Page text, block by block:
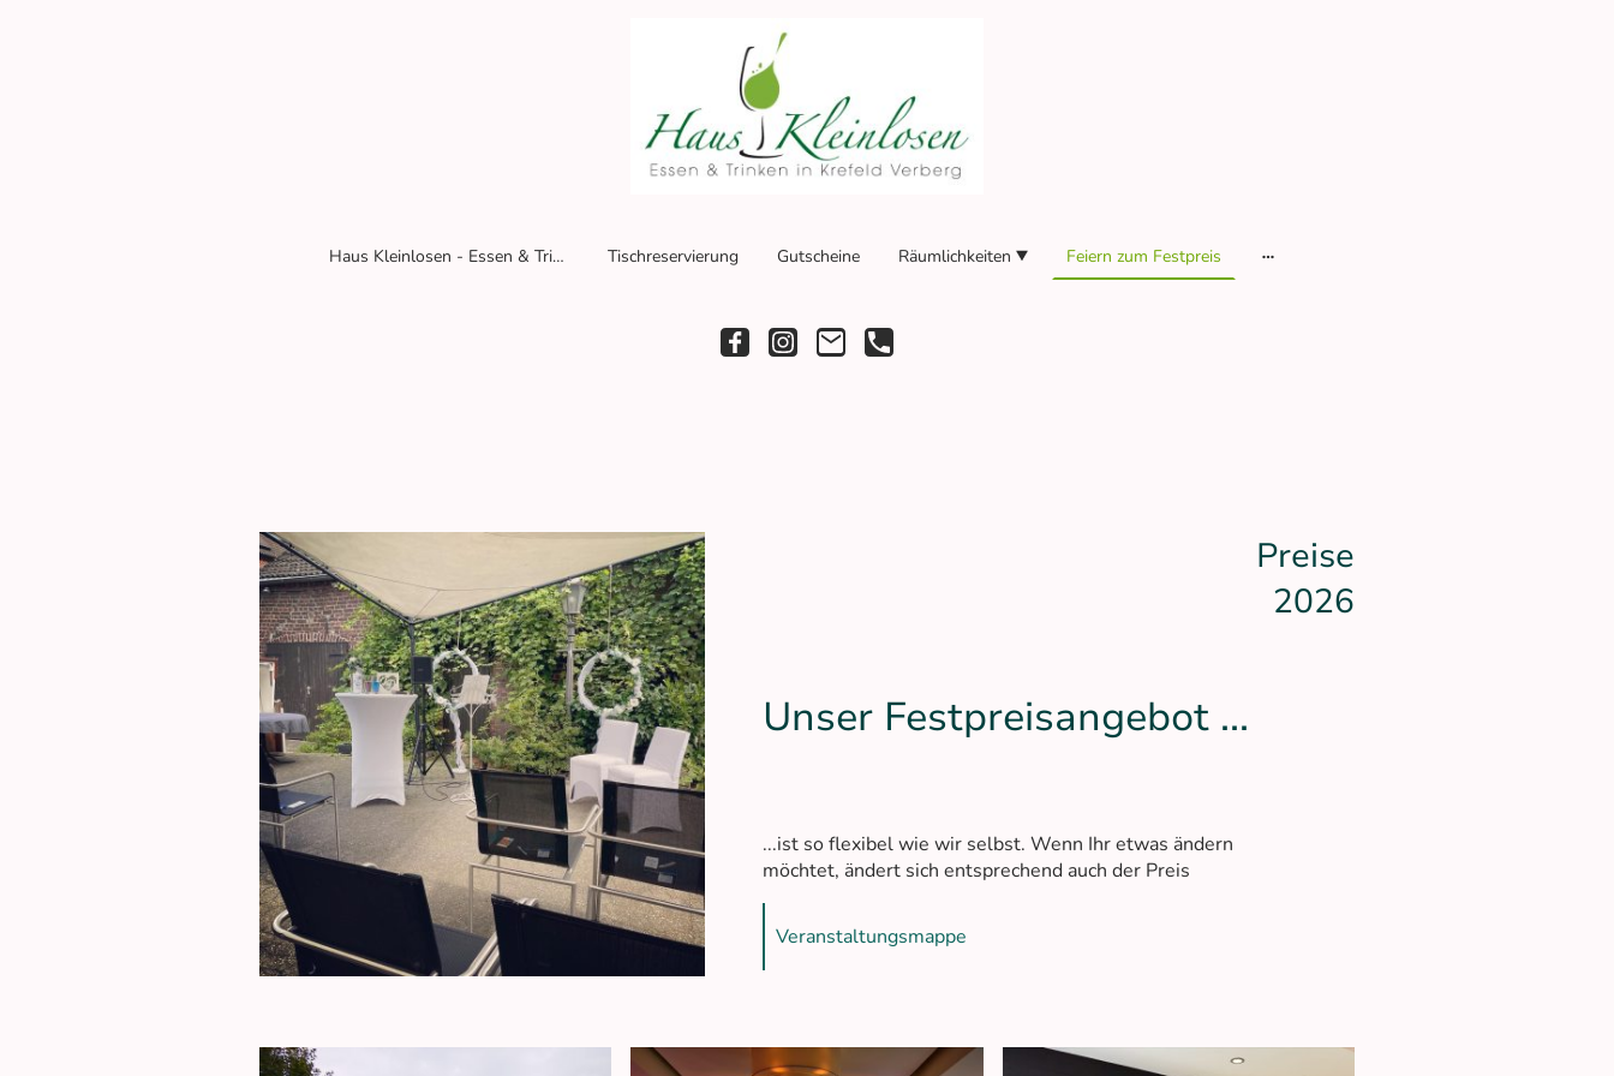
Haus Kleinlosen - Essen & Trinken in Krefeld Tischreservierung Gutscheine Räumlichkeiten Feiern zum Festpreis
Preise
2026
Unser Festpreisangebot ...
...ist so flexibel wie wir selbst. Wenn Ihr etwas ändern
möchtet, ändert sich entsprechend auch der Preis
Veranstaltungsmappe